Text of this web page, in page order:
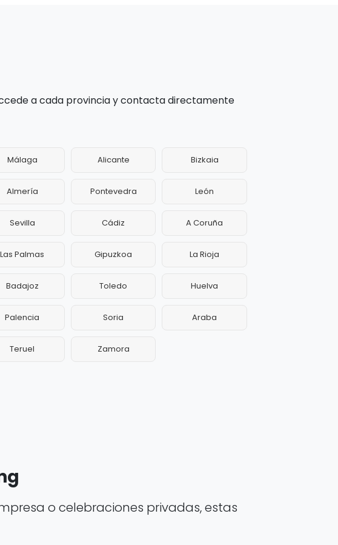
a cada provincia y contacta directamente
Málaga Alicante Bizkaia
Almería Pontevedra León
Sevilla Cádiz A Coruña
Las Palmas Gipuzkoa La Rioja
Badajoz Toledo Huelva
Palencia Soria Araba
Teruel Zamora
o celebraciones privadas, estas